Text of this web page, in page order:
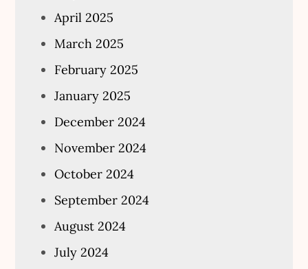
April 2025
March 2025
February 2025
January 2025
December 2024
November 2024
October 2024
September 2024
August 2024
July 2024